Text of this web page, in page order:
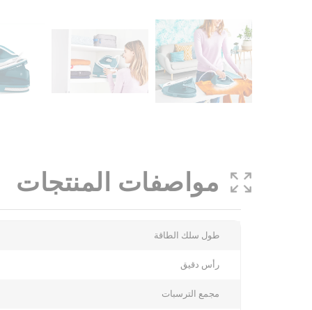
مواصفات المنتجات
طول سلك الطاقة
رأس دقيق
مجمع الترسبات